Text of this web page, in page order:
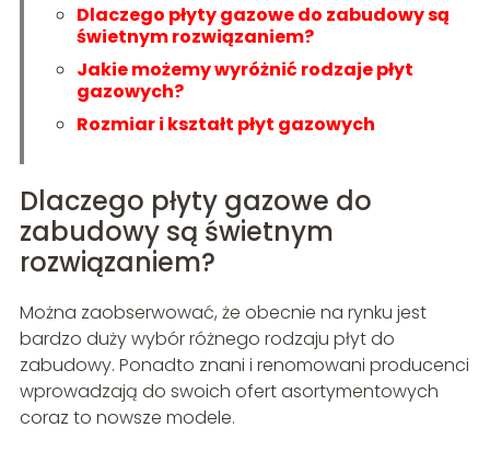
Dlaczego płyty gazowe do zabudowy są
świetnym rozwiązaniem?
Jakie możemy wyróżnić rodzaje płyt
gazowych?
Rozmiar i kształt płyt gazowych
Dlaczego płyty gazowe do
zabudowy są świetnym
rozwiązaniem?
Można zaobserwować, że obecnie na rynku jest
bardzo duży wybór różnego rodzaju płyt do
zabudowy. Ponadto znani i renomowani producenci
wprowadzają do swoich ofert asortymentowych
coraz to nowsze modele.